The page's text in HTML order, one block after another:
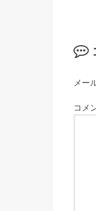
メー
コメ